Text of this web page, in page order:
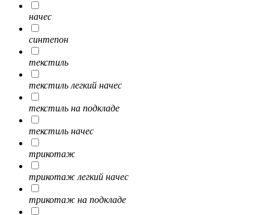
начес
синтепон
текстиль
текстиль легкий начес
текстиль на подкладе
текстиль начес
трикотаж
трикотаж легкий начес
трикотаж на подкладе